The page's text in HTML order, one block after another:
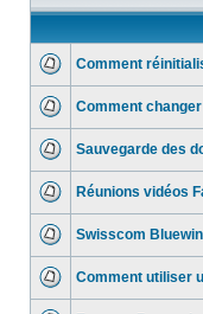
Comment
Comment
Sauvegarde des
Réunions vidéos
Swisscom
Comment utiliser